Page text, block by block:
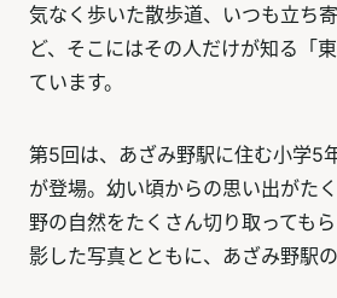
気なく歩いた散歩道、いつも立ち
ど、そこにはその人だけが知る「
ています。
第5回は、あざみ野駅に住む小学5
が登場。幼い頃からの思い出がた
野の自然をたくさん切り取っても
影した写真とともに、あざみ野駅の